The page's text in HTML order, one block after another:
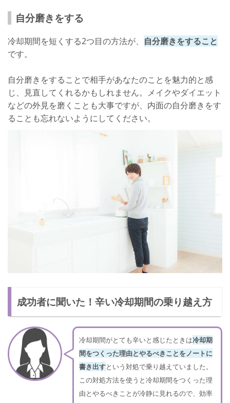
自分磨きをする
冷却期間を短くする2つ目の方法が、 自分磨きをすること
です。
自分磨きをすることで相手があなたのことを魅力的と感
じ、見直してくれるかもしれません。メイクやダイエット
などの外見を磨くことも大事ですが、内面の自分磨きをす
ることも忘れないようにしてください。
成功者に聞いた！辛い冷却期間の乗り越え方
冷却期間がとても辛いと感じたときは冷却期
間をつくった理由とやるべきことをノートに
書き出すという対処で乗り越えていました。
この対処方法を使うと冷却期間をつくった理
由とやるべきことが冷静に見れるので、効率